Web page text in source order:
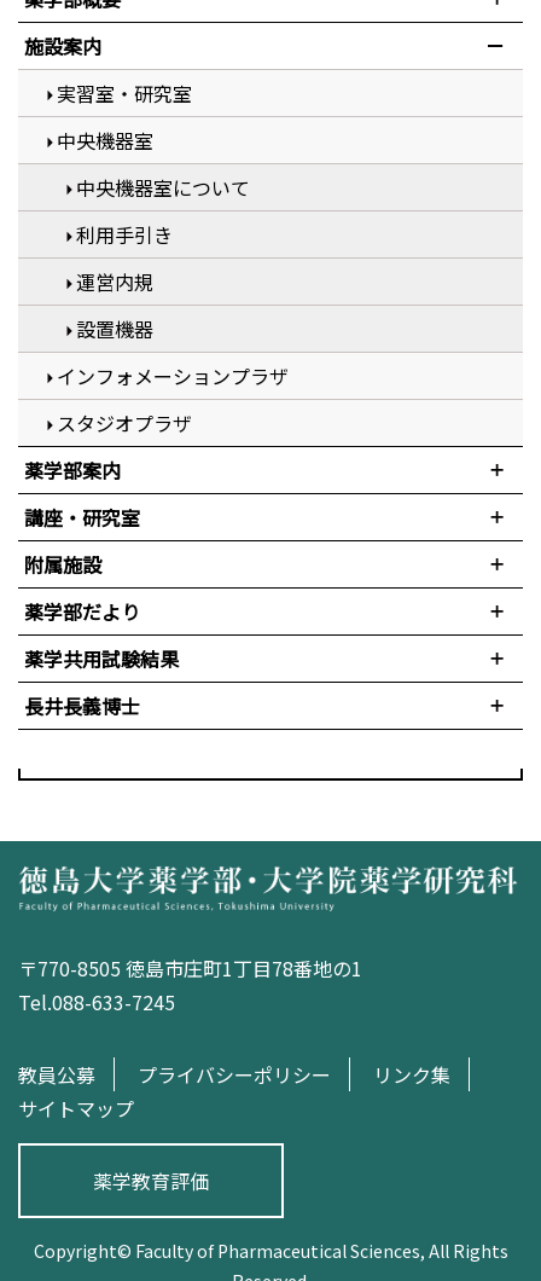
施設案内
実習室・研究室
中央機器室
中央機器室について
利用手引き
運営内規
設置機器
インフォメーションプラザ
スタジオプラザ
薬学部案内
講座・研究室
附属施設
薬学部だより
薬学共用試験結果
長井長義博士
〒770-8505 徳島市庄町1丁目78番地の1
Tel.088-633-7245
教員公募 プライバシーポリシー
リンク集
サイトマップ
薬学教育評価
Copyright© Faculty of Pharmaceutical Sciences, All Rights